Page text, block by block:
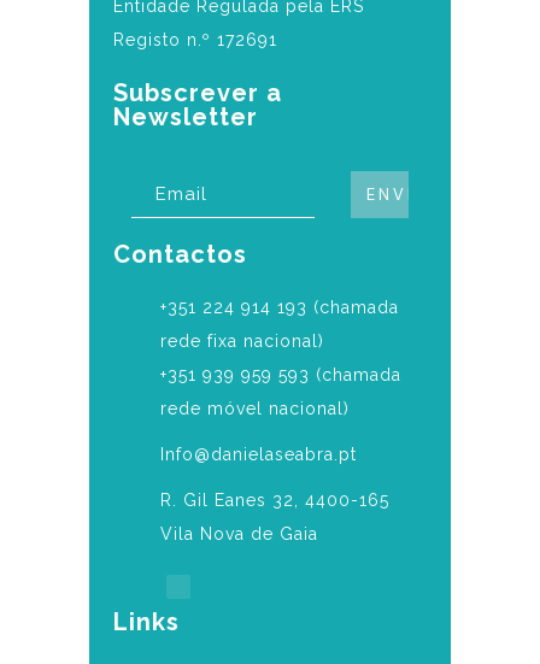
Entidade Regulada pela ERS
Registo n.º 172691
Subscrever a
Newsletter
Contactos
‎+351 224 914 193 (chamada
rede fixa nacional)
+351 939 959 593 (chamada
rede móvel nacional)
Info@danielaseabra.pt
R. Gil Eanes 32, 4400-165
Vila Nova de Gaia
Links